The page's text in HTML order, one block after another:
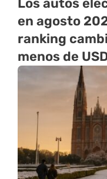
en agosto
ranking
menos de